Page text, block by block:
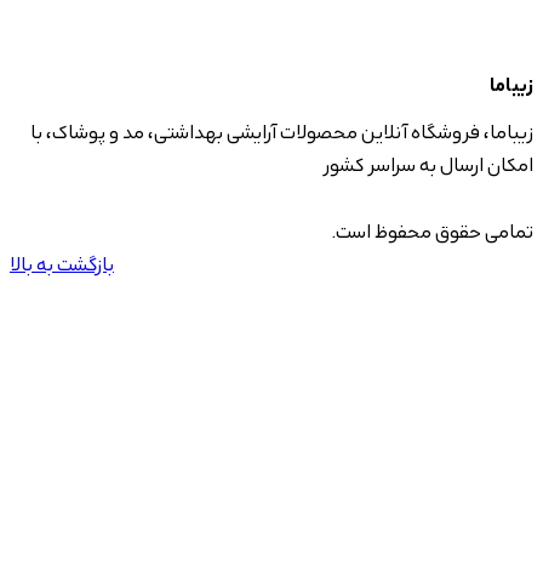
زیباما
زیباما، فروشگاه آنلاین محصولات آرایشی بهداشتی، مد و پوشاک، با
امکان ارسال به سراسر کشور
تمامی حقوق محفوظ است.
بازگشت به بالا